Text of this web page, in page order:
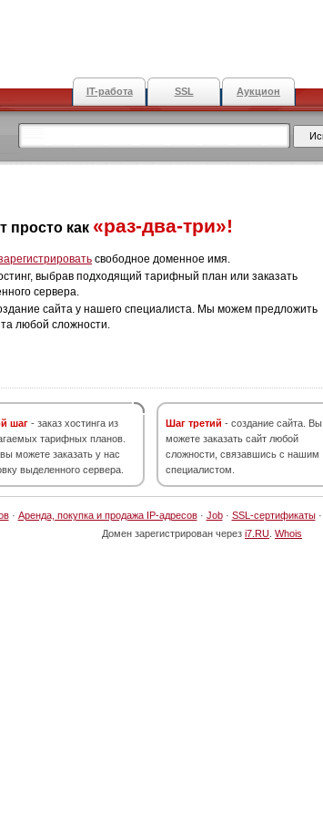
IT-работа SSL Аукцион
просто как «раз-два-три»!
свободное доменное имя.
выбрав подходящий тарифный план или заказать
сервера.
сайта у нашего специалиста. Мы можем предложить
любой сложности.
шаг - заказ хостинга из
тарифных планов.
можете заказать у нас
выделенного сервера.
Шаг третий - создание сайта. Вы
можете заказать сайт любой
сложности, связавшись с нашим
специалистом.
· Аренда, покупка и продажа IP-адресов· Job· SSL-сертификаты·
Домен зарегистрирован через i7.RU Whois